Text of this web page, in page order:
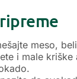
meso,
i male